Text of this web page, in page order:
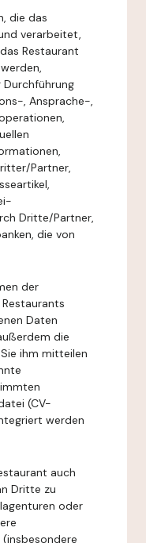
die das
verarbeitet,
Restaurant
Durchführung
, Ansprache-,
Partner,
Dritte/Partner,
die von
der
Daten
die
ihm mitteilen
(CV-
werden
auch
Dritte zu
oder